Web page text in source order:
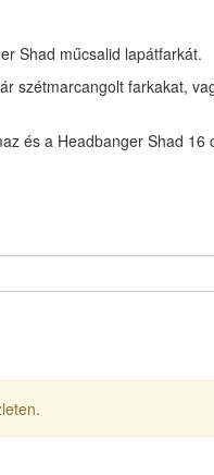
Shad műcsalid lapátfarkát.
szétmarcangolt farkakat,
és a Headbanger Shad 16